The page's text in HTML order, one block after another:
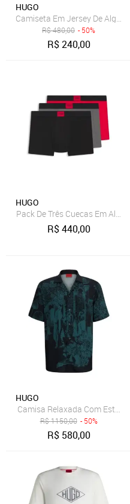
HUGO
Camiseta Em Jersey De
R$480,00 - 50%
R$240,00
HUGO
Pack De Três Cuecas Em
R$440,00
HUGO
Camisa Relaxada Com
R$1150,00 - 50%
R$ 580,00